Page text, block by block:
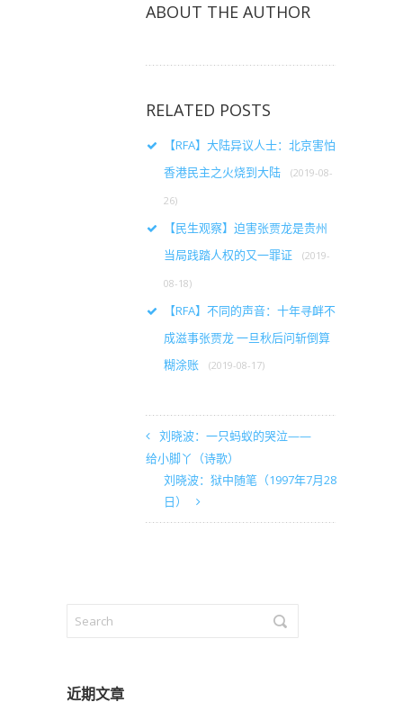
ABOUT THE AUTHOR
RELATED POSTS
【RFA】大陆异议人士：北京害怕
香港民主之火烧到大陆
(2019-08-
26)
【民生观察】迫害张贾龙是贵州
当局践踏人权的又一罪证
(2019-
08-18)
【RFA】不同的声音：十年寻衅不
成滋事张贾龙 一旦秋后问斩倒算
糊涂账
(2019-08-17)
刘晓波：一只蚂蚁的哭泣——
给小脚丫（诗歌）
刘晓波：狱中随笔（1997年7月28
日）
近期文章